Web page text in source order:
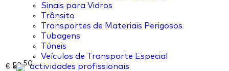
Sinais para Vidros
Trânsito
Transportes de Materiais Perigosos
Tubagens
Túneis
Veículos de Transporte Especial
actividades profissionais
€ 53,50